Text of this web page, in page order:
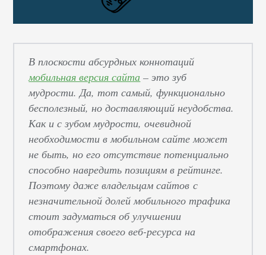
В плоскости абсурдных коннотаций
мобильная версия сайта – это зуб
мудрости. Да, тот самый, функционально
бесполезный, но доставляющий неудобства.
Как и с зубом мудрости, очевидной
необходимости в мобильном сайте может
не быть, но его отсутствие потенциально
способно навредить позициям в рейтинге.
Поэтому даже владельцам сайтов с
незначительной долей мобильного трафика
стоит задуматься об улучшении
отображения своего веб-ресурса на
смартфонах.